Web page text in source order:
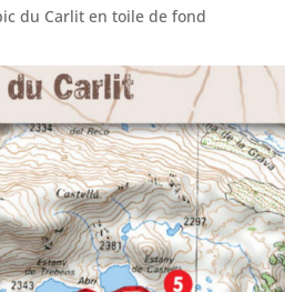
du Carlit en toile de fond